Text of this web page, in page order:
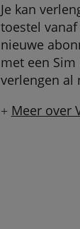
Je kan
toestel
nieuwe
met een
verlengen al
+ Meer over